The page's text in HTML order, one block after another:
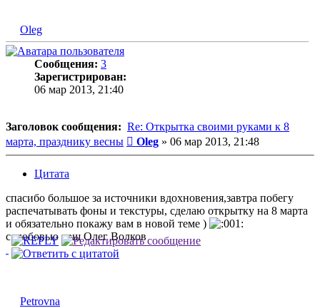
Oleg
Сообщения: 3
Зарегистрирован:
06 мар 2013, 21:40
Заголовок сообщения: Re: Открытка своими руками к 8
марта, празднику весны
Сообщение
Oleg » 06 мар 2013, 21:48
Цитата
спасибо большое за источники вдохновения,завтра побегу
распечатывать фоны и текстуры, сделаю открытку на 8 марта
и обязательно покажу вам в новой теме )
с любовью ваш Олег Волков
Petrovna